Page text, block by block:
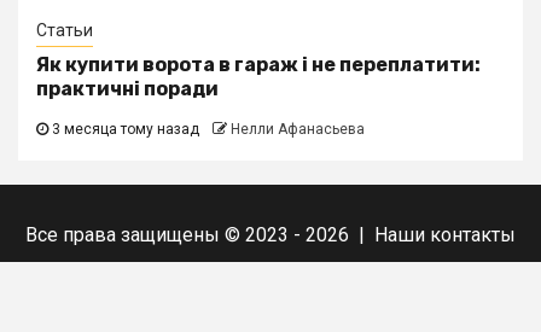
Статьи
Як купити ворота в гараж і не переплатити:
практичні поради
3 месяца тому назад Нелли Афанасьева
Все права защищены © 2023 - 2026 | Наши контакты